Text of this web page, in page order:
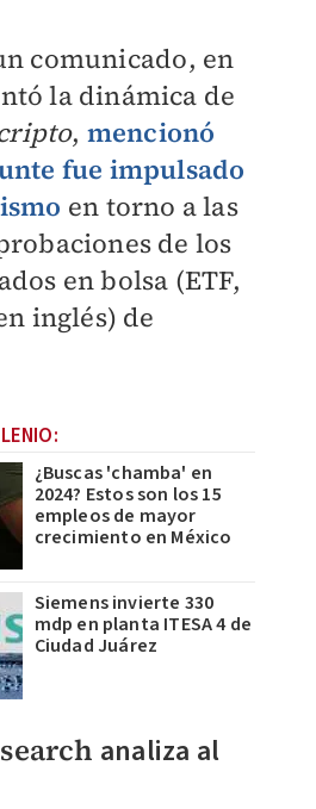
comunicado, en
la dinámica de
, mencionó
fue impulsado
en torno a las
de los
en bolsa (ETF,
inglés) de
¿Buscas 'chamba' en
2024? Estos son los 15
empleos de mayor
crecimiento en México
Siemens invierte 330
mdp en planta ITESA 4 de
Ciudad Juárez
analiza al